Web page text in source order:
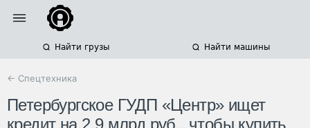
Найти грузы Найти машины
← Спецтехника
Петербургское ГУДП «Центр» ищет
кредит на 2,9 млрд руб., чтобы купить